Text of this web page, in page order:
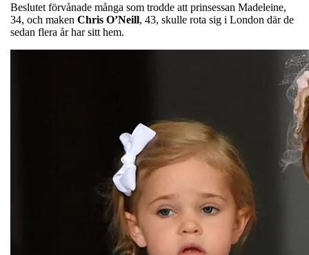
Beslutet förvånade många som trodde att prinsessan Madeleine,
34, och maken Chris O’Neill, 43, skulle rota sig i London där de
sedan flera år har sitt hem.